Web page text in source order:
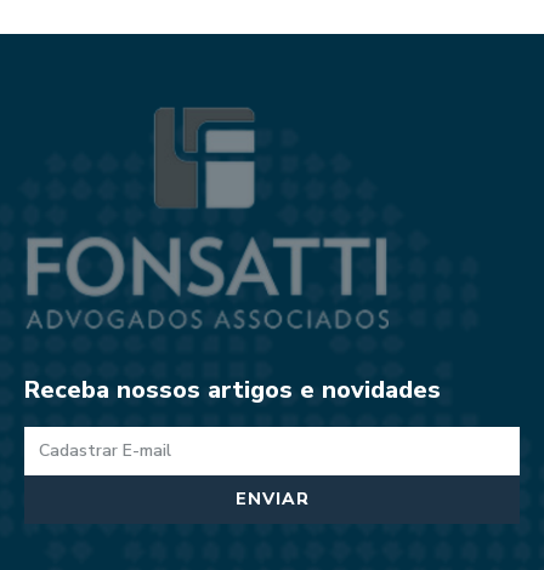
Receba nossos artigos e novidades
ENVIAR